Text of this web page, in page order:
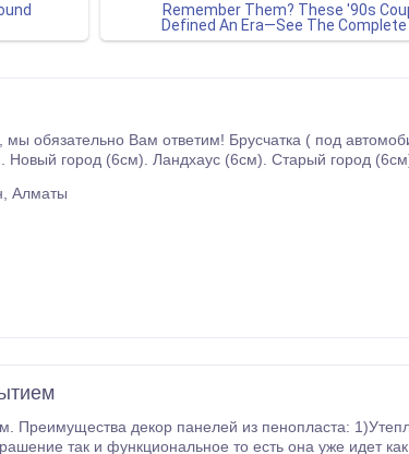
город (6см). Ландхаус (6см). Старый город
Алматы
так и функциональное то есть она уже идет как